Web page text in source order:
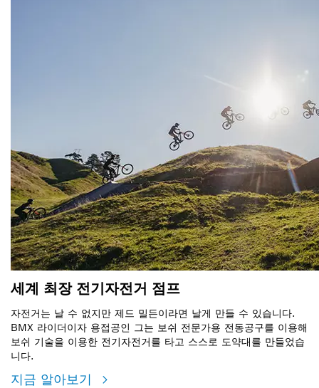
세계 최장 전기자전거 점프
자전거는 날 수 없지만 제드 밀든이라면 날게 만들 수 있습니다.
BMX 라이더이자 용접공인 그는 보쉬 전문가용 전동공구를 이용해
보쉬 기술을 이용한 전기자전거를 타고 스스로 도약대를 만들었습
니다.
지금 알아보기